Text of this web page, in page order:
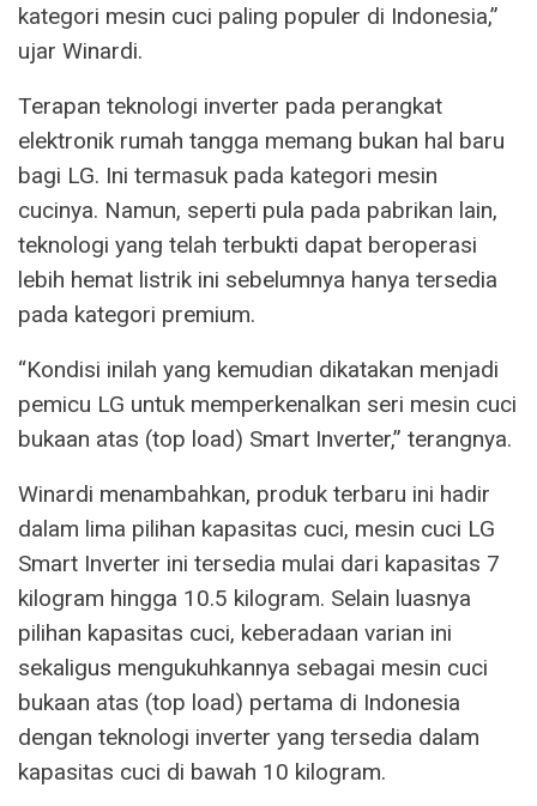
kategori mesin cuci paling populer di Indonesia,”
ujar Winardi.
Terapan teknologi inverter pada perangkat
elektronik rumah tangga memang bukan hal baru
bagi LG. Ini termasuk pada kategori mesin
cucinya. Namun, seperti pula pada pabrikan lain,
teknologi yang telah terbukti dapat beroperasi
lebih hemat listrik ini sebelumnya hanya tersedia
pada kategori premium.
“Kondisi inilah yang kemudian dikatakan menjadi
pemicu LG untuk memperkenalkan seri mesin cuci
bukaan atas (top load) Smart Inverter,” terangnya.
Winardi menambahkan, produk terbaru ini hadir
dalam lima pilihan kapasitas cuci, mesin cuci LG
Smart Inverter ini tersedia mulai dari kapasitas 7
kilogram hingga 10.5 kilogram. Selain luasnya
pilihan kapasitas cuci, keberadaan varian ini
sekaligus mengukuhkannya sebagai mesin cuci
bukaan atas (top load) pertama di Indonesia
dengan teknologi inverter yang tersedia dalam
kapasitas cuci di bawah 10 kilogram.